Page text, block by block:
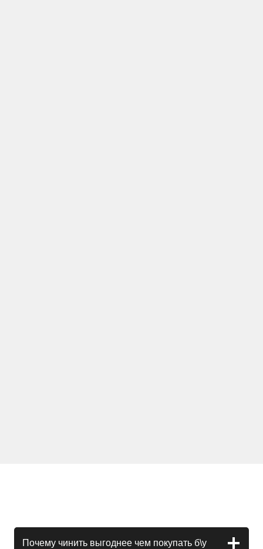
Почему чинить выгоднее чем покупать б\у